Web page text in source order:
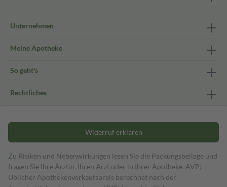
Unternehmen
Meine Apotheke
So geht's
Rechtliches
Widerruf erklären
Zu Risiken und Nebenwirkungen lesen Sie die Packungsbeilage und
fragen Sie Ihre Ärztin, Ihren Arzt oder in Ihrer Apotheke. AVP:
Üblicher Apothekenverkaufspreis berechnet nach der